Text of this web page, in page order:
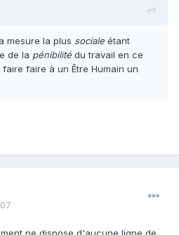
mesure la plus sociale étant
de la pénibilité du travail en ce
faire à un Être Humain un